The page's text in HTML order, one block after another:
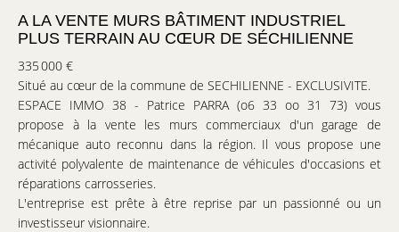
A LA VENTE MURS BÂTIMENT INDUSTRIEL
PLUS TERRAIN AU CŒUR DE SÉCHILIENNE
335 000 €
Situé au cœur de la commune de SECHILIENNE - EXCLUSIVITE.
ESPACE IMMO 38 - Patrice PARRA (o6 33 oo 31 73) vous
propose à la vente les murs commerciaux d'un garage de
mécanique auto reconnu dans la région. Il vous propose une
activité polyvalente de maintenance de véhicules d'occasions et
réparations carrosseries.
L'entreprise est prête à être reprise par un passionné ou un
investisseur visionnaire.